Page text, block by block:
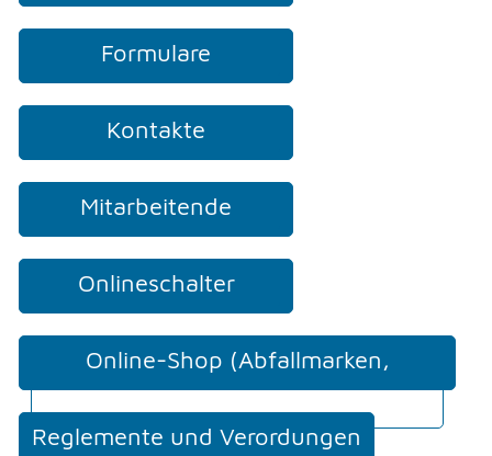
Formulare
Kontakte
Mitarbeitende
Onlineschalter
Online-Shop (Abfallmarken,
Mehrfahrtenkarten, etc.)
Reglemente und Verordungen